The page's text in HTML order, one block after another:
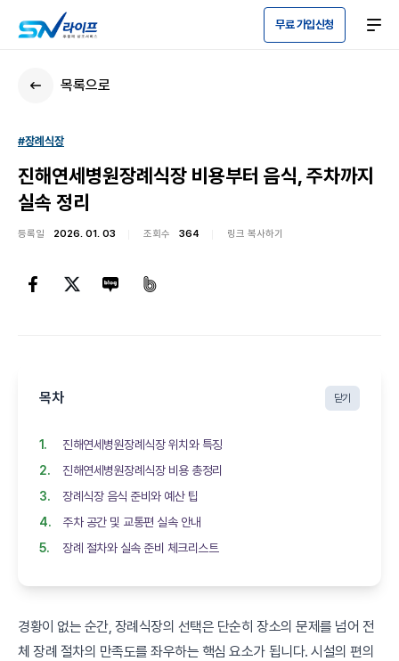
무료 가입신청
목록으로
#장례식장
진해연세병원장례식장 비용부터 음식, 주차까지
실속 정리
등록일 2026. 01. 03 조회수 364 링크 복사하기
목차 닫기
진해연세병원장례식장 위치와 특징
진해연세병원장례식장 비용 총정리
장례식장 음식 준비와 예산 팁
주차 공간 및 교통편 실속 안내
장례 절차와 실속 준비 체크리스트
경황이 없는 순간, 장례식장의 선택은 단순히 장소의 문제를 넘어 전
체 장례 절차의 만족도를 좌우하는 핵심 요소가 됩니다. 시설의 편의